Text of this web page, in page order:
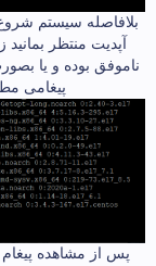
بلافاصله سیستم
ناموفق بوده و یا
پیغامی